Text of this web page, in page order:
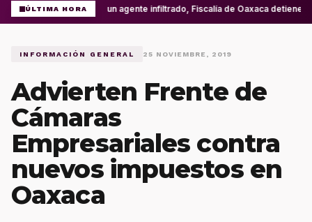
ÚLTIMA HORA Con un agente infiltrado, Fiscalía de Oaxaca detiene
INFORMACIÓN GENERAL 25 NOVIEMBRE, 2019
Advierten Frente de
Cámaras
Empresariales contra
nuevos impuestos en
Oaxaca